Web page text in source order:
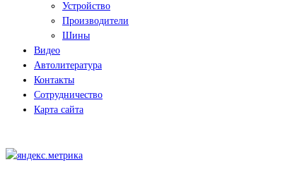
Устройство
Производители
Шины
Видео
Автолитература
Контакты
Сотрудничество
Карта сайта